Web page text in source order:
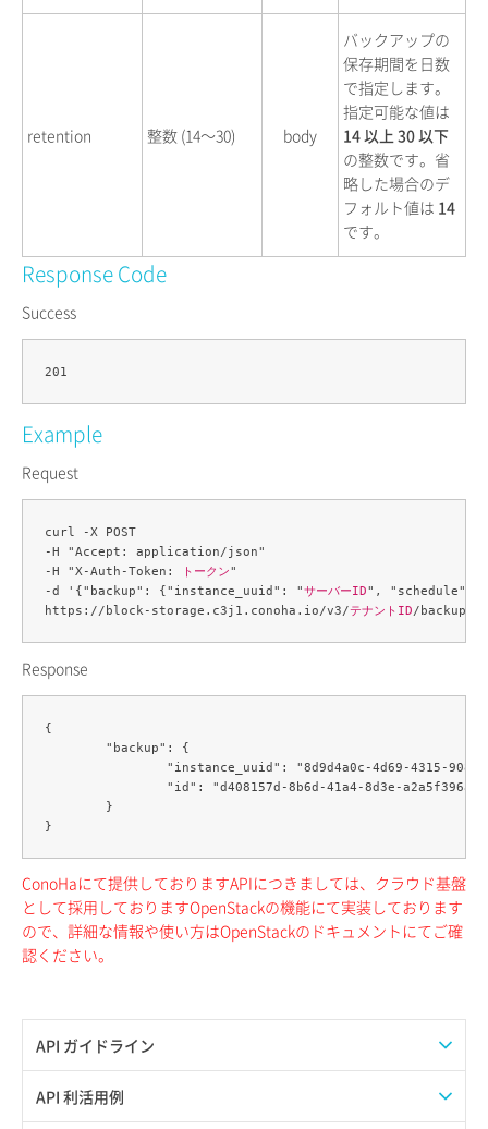
API ガイドライン
APIのご利用について
API 利活用例
retention 整数 (14〜30) body
バックアップの
保存期間を日数
で指定します。
指定可能な値は
14 以上 30 以下
の整数です。省
略した場合のデ
フォルト値は 14
です。
Response Code
Success
Example
Request
curl -X POST
-H "Accept: application/json"
-H "X-Auth-Token:
トークン"
-d '{"backup": {"instance_uuid": "サーバーID",
https://block-storage.c3j1.conoha.io/v3/テナントID
Response
{
ConoHaにて提供しておりますAPIにつきましては、クラウド基盤
として採用しておりますOpenStackの機能にて実装しております
ので、詳細な情報や使い方はOpenStackのドキュメントにてご確
認ください。